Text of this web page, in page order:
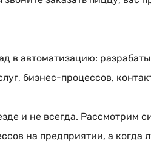
в автоматизацию:
, бизнес-процессов,
и не всегда. Рассмотрим
на предприятии, а когда